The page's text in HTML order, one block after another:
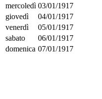
mercoledì 03/01/1917
giovedì
04/01/1917
venerdì
05/01/1917
sabato
06/01/1917
domenica 07/01/1917